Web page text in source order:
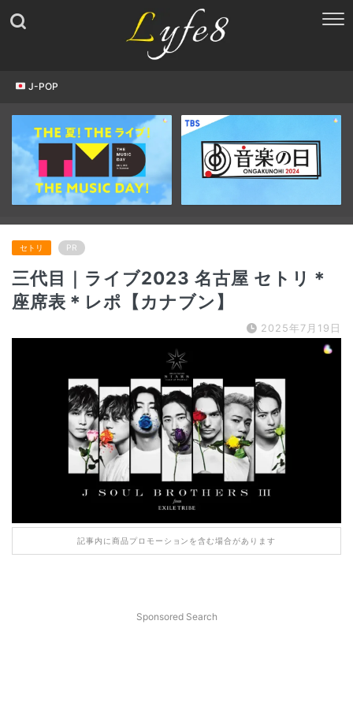
J-POP
セトリ PR
三代目｜ライブ2023 名古屋 セトリ＊
座席表＊レポ【カナブン】
2025年7月19日
記事内に商品プロモーションを含む場合があります
Sponsored Search